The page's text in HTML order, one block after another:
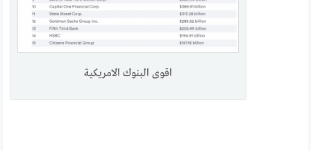
اقوى البنوك الامريكية